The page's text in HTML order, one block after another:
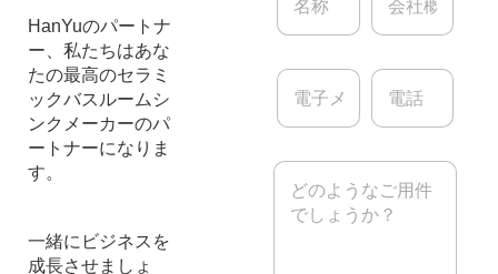
HanYuのパートナ
ー、私たちはあな
たの最高のセラミ
ックバスルームシ
ンクメーカーのパ
ートナーになりま
す。
一緒にビジネスを
成長させましょ
*
概
電
メ
ル
電
メ